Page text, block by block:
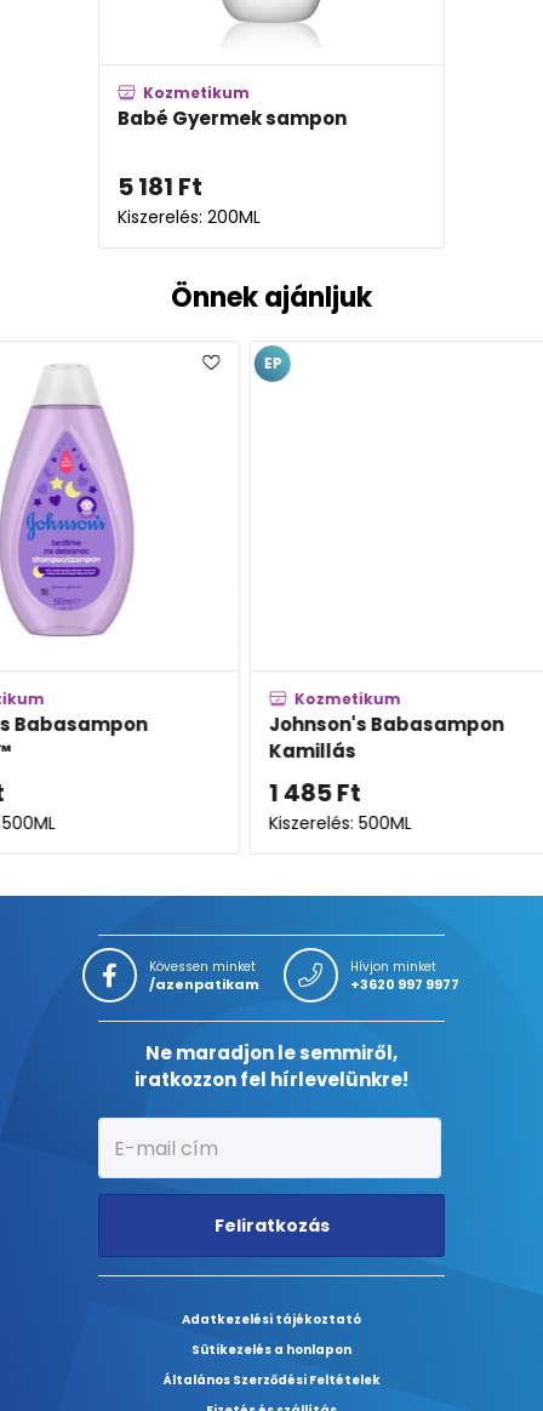
Kozmetikum
Babé Gyermek sampon
5 181 Ft
Kiszerelés: 200ML
Önnek ajánljuk
Johnson's Babasampon
Babé
Kövessen minket
/azenpatikam
Hívjon minket
+3620 997 9977
Ne maradjon le semmiről,
iratkozzon fel hírlevelünkre!
Feliratkozás
Adatkezelési tájékoztató
Sütikezelés a honlapon
Általános Szerződési Feltételek